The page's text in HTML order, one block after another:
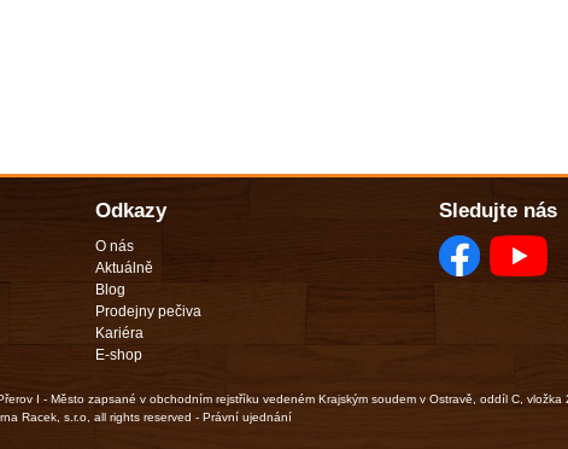
Odkazy
O nás
Aktuálně
Blog
Prodejny pečiva
Kariéra
E-shop
Sledujte nás
I - Město zapsané v obchodním rejstříku vedeném Krajským soudem v Ostravě, oddíl C, vložka
Racek, s.r.o, all rights reserved - Právní ujednání